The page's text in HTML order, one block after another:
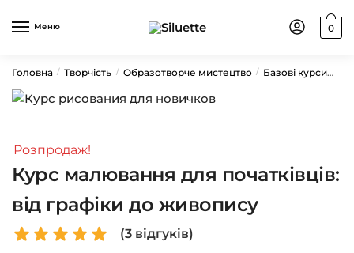
Меню 0
Головна / Творчість / Образотворче мистецтво / Базові курси
Розпродаж!
Курс малювання для початківців:
від графіки до живопису
(3відгуків)